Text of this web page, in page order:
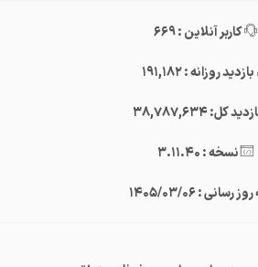
کاربر آنلاین : 669
بازدید روزانه : 191,182
کل: 38,787,634
نسخه : 3.11.40
رسانی : 1405/03/06